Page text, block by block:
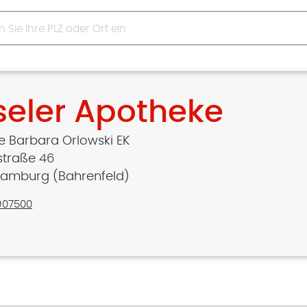
Apotheke
Barbara Orlowski EK
46
(Bahrenfeld)